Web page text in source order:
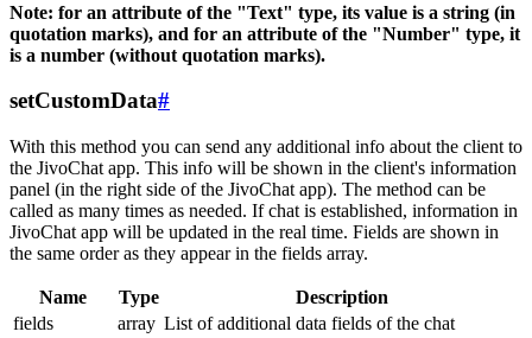
Note: for an attribute of the "Text" type, its value is a string (in
quotation marks), and for an attribute of the "Number" type, it
is a number (without quotation marks).
setCustomData#
With this method you can send any additional info about the client to
the JivoChat app. This info will be shown in the client's information
panel (in the right side of the JivoChat app). The method can be
called as many times as needed. If chat is established, information in
JivoChat app will be updated in the real time. Fields are shown in
the same order as they appear in the fields array.
Name Type
Description
fields
array List of additional data fields of the chat